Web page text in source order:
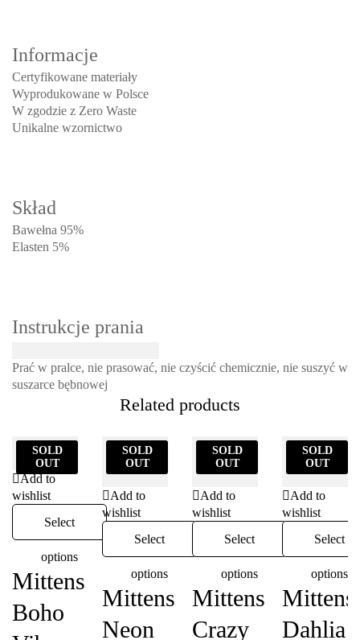
Informacje
Certyfikowane materiały
Wyprodukowane w Polsce
W zgodzie z Zero Waste
Unikalne wzornictwo
Skład
Bawełna 95%
Elasten 5%
Instrukcje prania
Prać w pralce, nie prasować, nie czyścić chemicznie, nie suszyć w
suszarce bębnowej
Related products
SOLD
OUT
Add to
wishlist
Select
options
Mittens
Boho
SOLD
OUT
Add to
wishlist
Select
options
Mittens
Neon
SOLD
OUT
Add to
wishlist
Select
options
Mittens
Crazy
SOLD
OUT
Add to
wishlist
Select
options
Mittens
Dahlia